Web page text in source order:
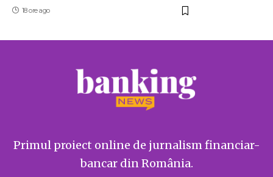
18 ore ago
Primul proiect online de jurnalism financiar-
bancar din România.